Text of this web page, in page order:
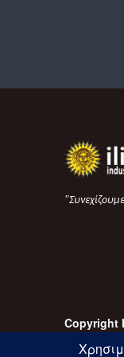
Copyright